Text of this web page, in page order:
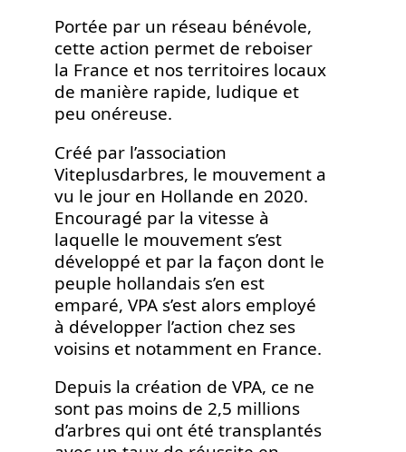
Portée par un réseau bénévole,
cette action permet de reboiser
la France et nos territoires locaux
de manière rapide, ludique et
peu onéreuse.
Créé par l’association
Viteplusdarbres, le mouvement a
vu le jour en Hollande en 2020.
Encouragé par la vitesse à
laquelle le mouvement s’est
développé et par la façon dont le
peuple hollandais s’en est
emparé, VPA s’est alors employé
à développer l’action chez ses
voisins et notamment en France.
Depuis la création de VPA, ce ne
sont pas moins de 2,5 millions
d’arbres qui ont été transplantés